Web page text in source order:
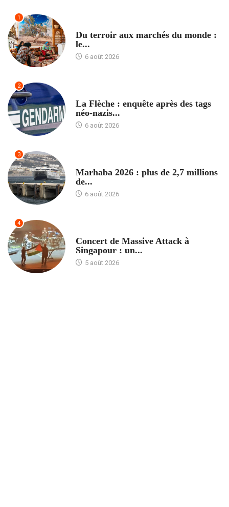
1
Du terroir aux marchés du monde :
le...
6 août 2026
2
La Flèche : enquête après des tags
néo-nazis...
6 août 2026
3
Marhaba 2026 : plus de 2,7 millions
de...
6 août 2026
4
Concert de Massive Attack à
Singapour : un...
5 août 2026